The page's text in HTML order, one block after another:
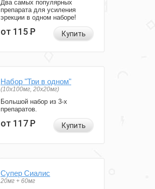
Два самых популярных
препарата для усиления
эрекции в одном наборе!
от 115Р Купить
Набор "Три в одном"
(10x100мг, 20x20мг)
Большой набор из 3-х
препаратов.
от 117Р Купить
Супер Сиалис
20мг + 60мг